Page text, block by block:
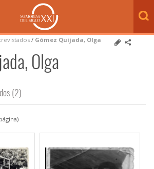
/ Gómez Quijada, Olga
Olga
(2)